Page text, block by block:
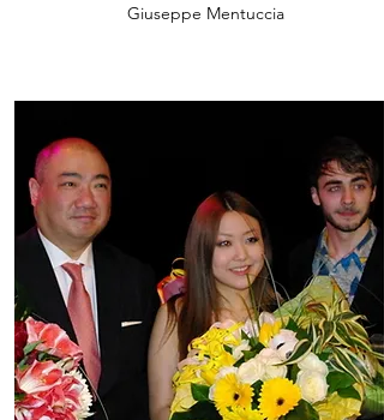
Giuseppe Mentuccia